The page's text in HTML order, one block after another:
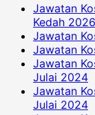
Jawatan
Kedah 2026
Jawatan
Jawatan
Jawatan
Julai 2024
Jawatan
Julai 2024